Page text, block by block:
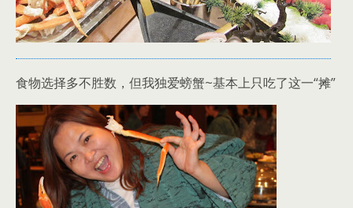
食物选择多不胜数，但我独爱螃蟹~基本上只吃了这一“摊”